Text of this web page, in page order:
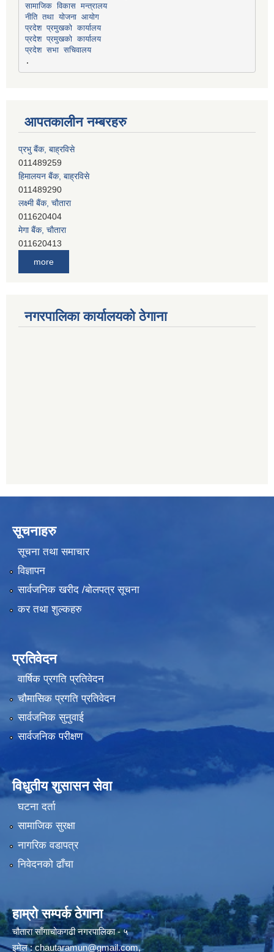
सामाजिक विकास मन्त्रालय
नीति तथा योजना आयोग
प्रदेश प्रमुखको कार्यालय
प्रदेश प्रमुखको कार्यालय
प्रदेश सभा सचिवालय
आपतकालीन नम्बरहरु
हिमालयन बैंक, बाह्रविसे
011489290
लक्ष्मी बैंक, चाैतारा
011620404
मेगा बैंक, चाैतारा
011620413
जनता बैंक, चाैतारा
011620406
सिभिल बैंक, मेलम्ची
011401055
more
नगरपालिका कार्यालयको ठेगाना
सूचनाहरु
सूचना तथा समाचार
विज्ञापन
सार्वजनिक खरीद /बोलपत्र सूचना
कर तथा शुल्कहरु
प्रतिवेदन
वार्षिक प्रगति प्रतिवेदन
चौमासिक प्रगति प्रतिवेदन
सार्वजनिक सुनुवाई
सार्वजनिक परीक्षण
विधुतीय शुसासन सेवा
घटना दर्ता
सामाजिक सुरक्षा
नागरिक वडापत्र
निवेदनको ढाँचा
हाम्रो सम्पर्क ठेगाना
चौतारा साँगाचोकगढी नगरपालिका - ५
इमेल :chautaramun@gmail.com,